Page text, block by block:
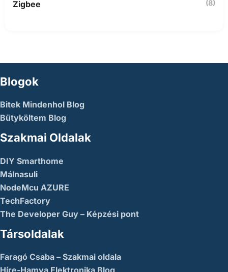
Zigbee (8)
Blogok
Bitek Mindenhol Blog
Bütyköltem Blog
Szakmai Oldalak
DIY Smarthome
Málnasuli
NodeMcu AZURE
TechFactory
The Developer Guy – Képzési pont
Társoldalak
Faragó Csaba – Szakmai oldala